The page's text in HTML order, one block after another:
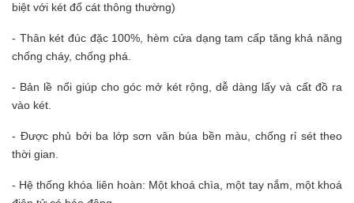
biệt với két đổ cát thông thường)
- Thân két đúc đặc 100%, hèm cửa dạng tam cấp tăng khả năng
chống cháy, chống phá.
- Bản lề nổi giúp cho góc mở két rộng, dễ dàng lấy và cất đồ ra
vào két.
- Được phủ bởi ba lớp sơn vân búa bền màu, chống rỉ sét theo
thời gian.
- Hệ thống khóa liên hoàn: Một khoá chìa, một tay nắm, một khoá